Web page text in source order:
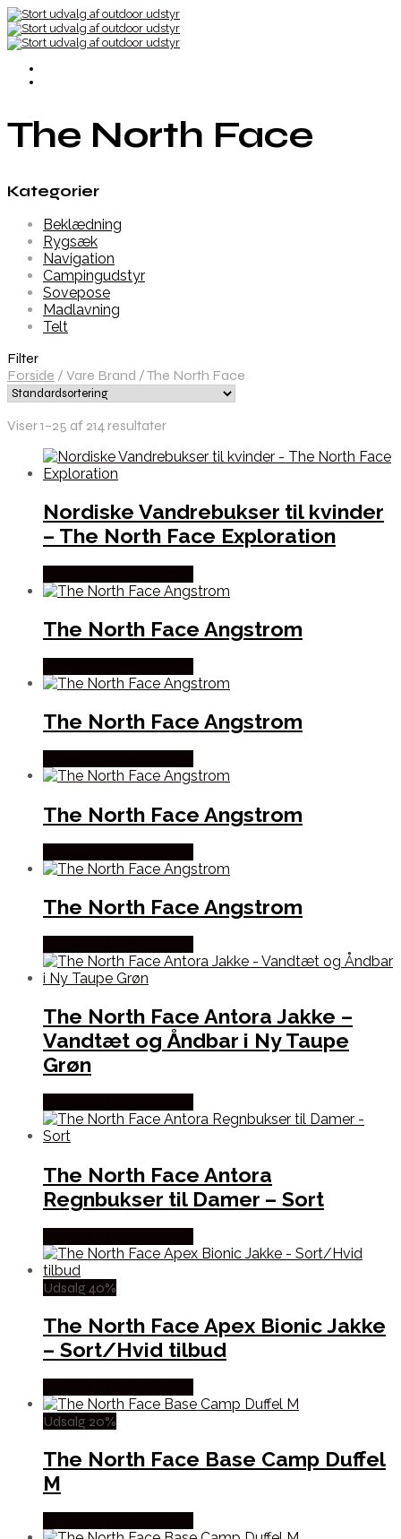
The North Face
Kategorier
Beklædning
Rygsæk
Navigation
Campingudstyr
Sovepose
Madlavning
Telt
Filter
Forside / Vare Brand /The North Face
Viser 1–25 af 214 resultater
Nordiske Vandrebukser til kvinder
– The North Face Exploration
The North Face Angstrom
The North Face Angstrom
The North Face Angstrom
The North Face Angstrom
The North Face Antora Jakke –
Vandtæt og Åndbar i Ny Taupe
Grøn
The North Face Antora
Regnbukser til Damer – Sort
Udsalg 40%
The North Face Apex Bionic Jakke
– Sort/Hvid tilbud
Udsalg 20%
The North Face Base Camp Duffel
M